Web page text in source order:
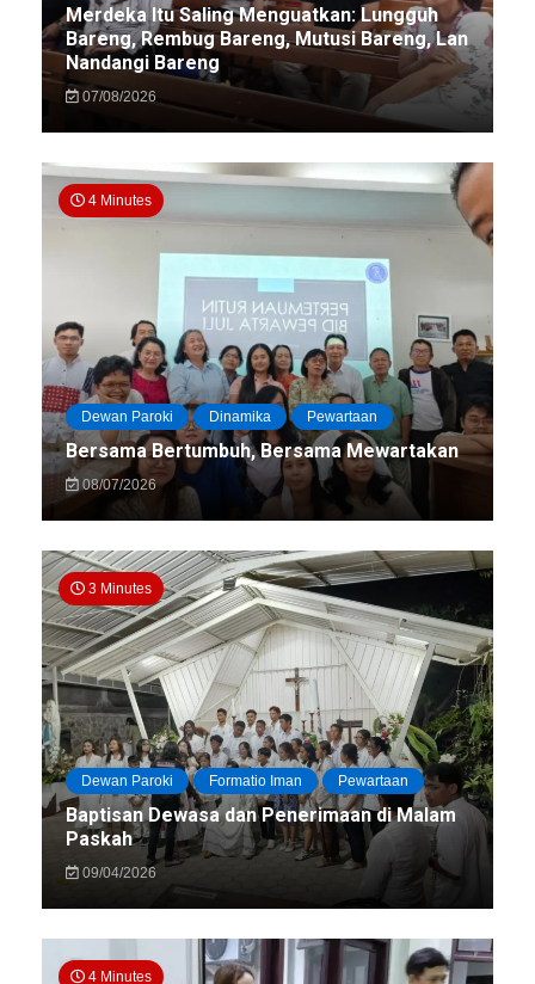
Merdeka Itu Saling Menguatkan: Lungguh
Bareng, Rembug Bareng, Mutusi Bareng, Lan
Nandangi Bareng
07/08/2026
4 Minutes
Dewan Paroki Dinamika Pewartaan
Bersama Bertumbuh, Bersama Mewartakan
08/07/2026
3 Minutes
Dewan Paroki Formatio Iman Pewartaan
Baptisan Dewasa dan Penerimaan di Malam
Paskah
09/04/2026
4 Minutes